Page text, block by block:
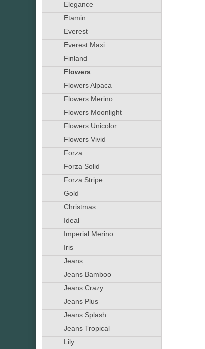
Elegance
Etamin
Everest
Everest Maxi
Finland
Flowers
Flowers Alpaca
Flowers Merino
Flowers Moonlight
Flowers Unicolor
Flowers Vivid
Forza
Forza Solid
Forza Stripe
Gold
Christmas
Ideal
Imperial Merino
Iris
Jeans
Jeans Bamboo
Jeans Crazy
Jeans Plus
Jeans Splash
Jeans Tropical
Lily